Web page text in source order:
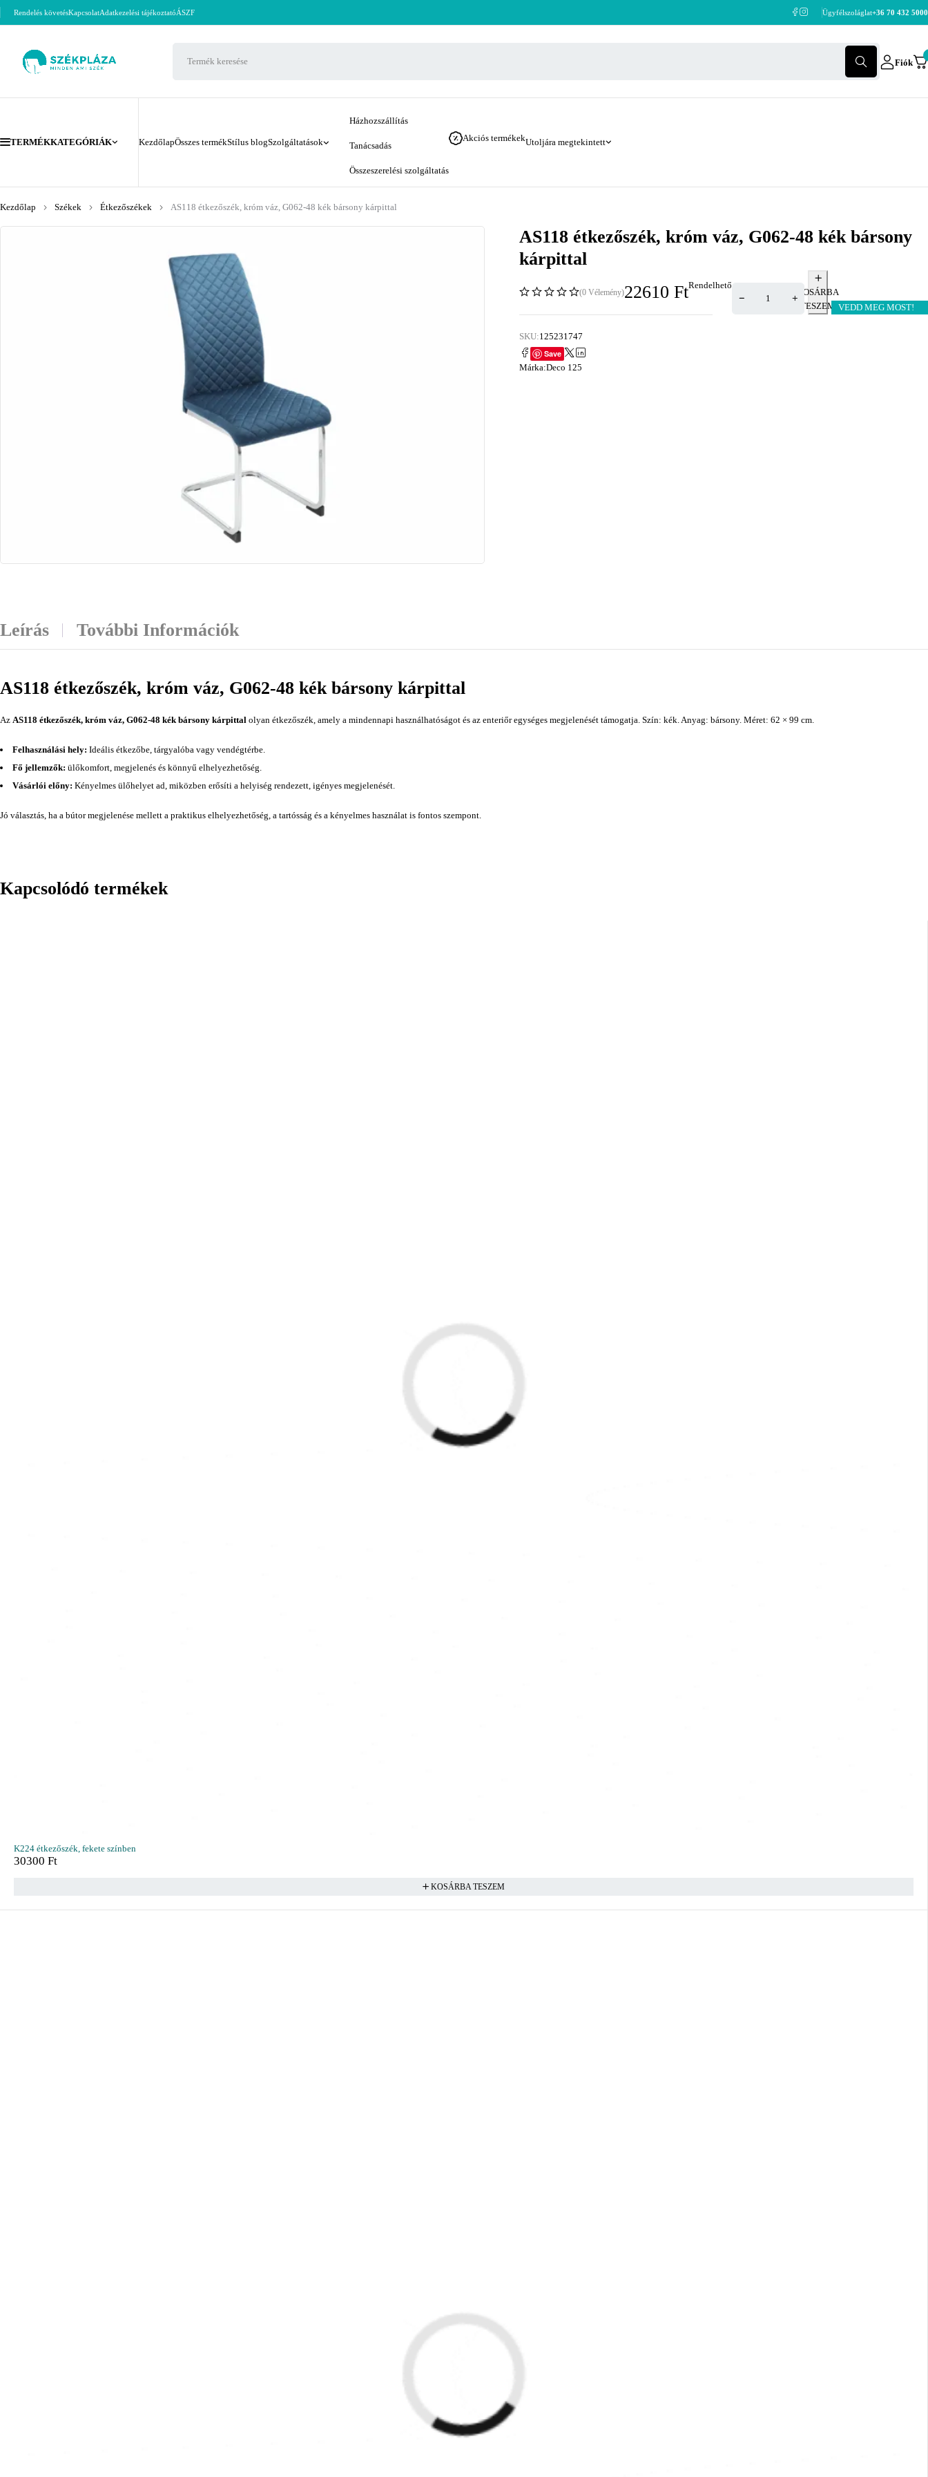
Rendelés követésKapcsolatAdatkezelési tájékoztatóÁSZF Ügyfélszoláglat+36 70 432 5000
Fiók
TERMÉKKATEGÓRIÁK KezdőlapÖsszes termékStílus blogSzolgáltatások
Házhozszállítás
Tanácsadás
Összeszerelési szolgáltatás
Akciós termékekUtoljára megtekintett
Kezdőlap Székek Étkezőszékek AS118 étkezőszék, króm váz, G062-48 kék bársony kárpittal
AS118 étkezőszék, króm váz, G062-48 kék bársony
kárpittal
(0 Vélemény)22610 FtRendelhető
KOSÁRBA
TESZEM
VEDD MEG MOST!
SKU:125231747
Save
Márka:Deco 125
Leírás További Információk
AS118 étkezőszék, króm váz, G062-48 kék bársony kárpittal
Az AS118 étkezőszék, króm váz, G062-48 kék bársony kárpittal olyan étkezőszék, amely a mindennapi használhatóságot és az enteriőr egységes megjelenését támogatja. Szín: kék. Anyag: bársony. Méret: 62 × 99 cm.
Felhasználási hely: Ideális étkezőbe, tárgyalóba vagy vendégtérbe.
Fő jellemzők: ülőkomfort, megjelenés és könnyű elhelyezhetőség.
Vásárlói előny: Kényelmes ülőhelyet ad, miközben erősíti a helyiség rendezett, igényes megjelenését.
Jó választás, ha a bútor megjelenése mellett a praktikus elhelyezhetőség, a tartósság és a kényelmes használat is fontos szempont.
Kapcsolódó termékek
K224 étkezőszék, fekete színben
30300 Ft
KOSÁRBA TESZEM